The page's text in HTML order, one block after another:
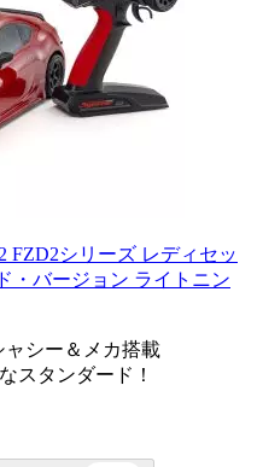
FZD2シリーズ レディセッ
・バージョン ライトニン
シー＆メカ搭載
スタンダード！